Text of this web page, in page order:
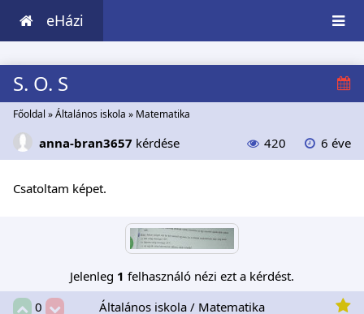
eHázi
S. O. S
Főoldal »Általános iskola » Matematika
anna-bran3657 kérdése 420 6 éve
Csatoltam képet.
Jelenleg 1 felhasználó nézi ezt a kérdést.
0
Általános iskola / Matematika